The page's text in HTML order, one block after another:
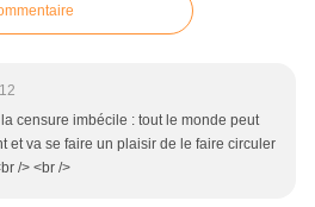
censure imbécile : tout le monde peut
et va se faire un plaisir de le faire circuler
/> <br />